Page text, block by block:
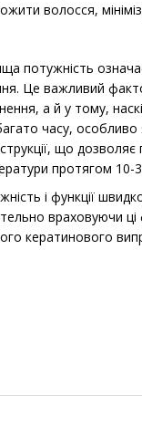
волосся,
потужність
Це важливий
а й у тому,
часу,
що дозволяє
протягом 10-
і функції
враховуючи
кератинового